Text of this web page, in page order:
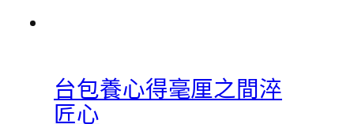
台包養心得毫厘之間淬
匠心